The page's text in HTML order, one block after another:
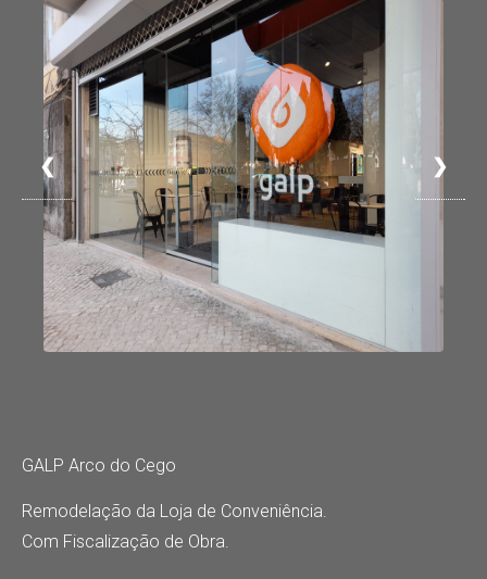
❮ ❯
GALP Arco do Cego
Remodelação da Loja de Conveniência.
Com Fiscalização de Obra.